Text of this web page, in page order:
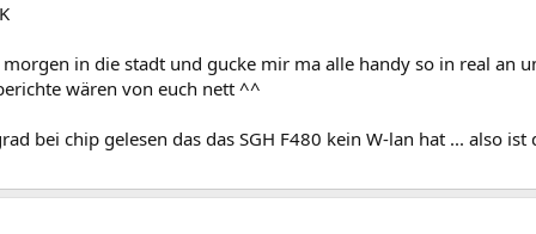
in die stadt und gucke mir ma alle handy so in real an
wären von euch nett ^^
bei chip gelesen das das SGH F480 kein W-lan hat ... also ist